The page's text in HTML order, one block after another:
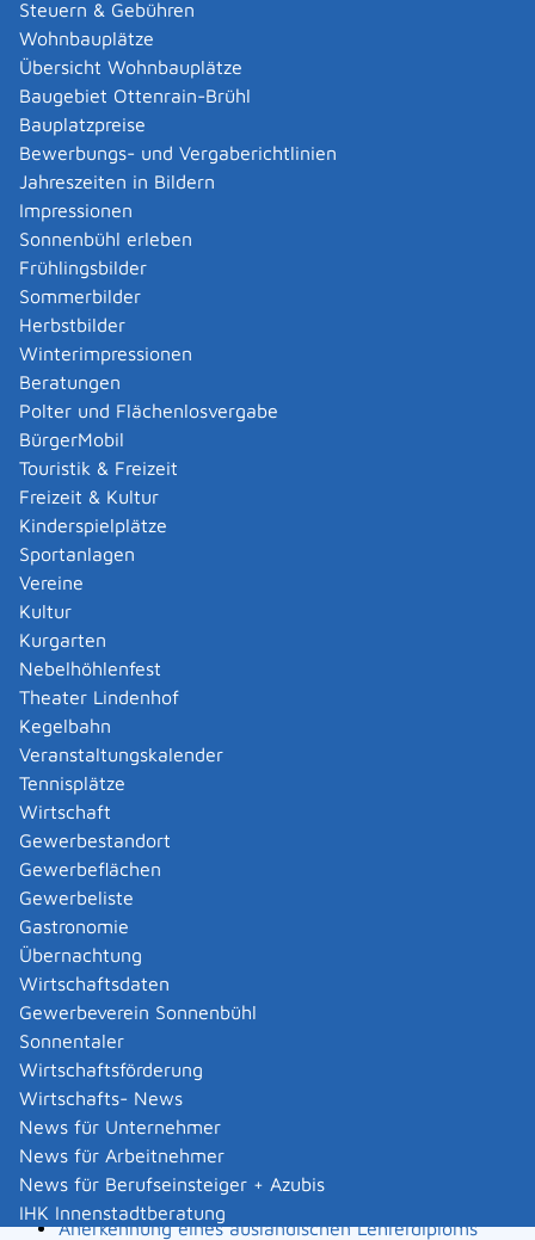
Steuern & Gebühren
Wohnbauplätze
Übersicht Wohnbauplätze
Baugebiet Ottenrain-Brühl
Bauplatzpreise
Bewerbungs- und Vergaberichtlinien
Jahreszeiten in Bildern
Impressionen
Sonnenbühl erleben
Frühlingsbilder
Sommerbilder
Herbstbilder
Winterimpressionen
Beratungen
Polter und Flächenlosvergabe
BürgerMobil
Touristik & Freizeit
Freizeit & Kultur
Kinderspielplätze
Sportanlagen
Vereine
Kultur
Kurgarten
Nebelhöhlenfest
Theater Lindenhof
Kegelbahn
Veranstaltungskalender
Tennisplätze
Wirtschaft
Gewerbestandort
Gewerbeflächen
Gewerbeliste
Gastronomie
Übernachtung
Wirtschaftsdaten
Gewerbeverein Sonnenbühl
Sonnentaler
Wirtschaftsförderung
Wirtschafts- News
News für Unternehmer
News für Arbeitnehmer
News für Berufseinsteiger + Azubis
IHK Innenstadtberatung
Akademische Grade, Titel und Bezeichnungen von
ausländischen Hochschulen führen
Akteneinsicht in und außerhalb von
Verwaltungsverfahren beantragen
Allgemein bildende Schulen - zur Abendrealschule
anmelden
Als berechtigte Person Fahrzeugregisterauskunft
(Halterauskunft) beantragen
Als Servicedienstleisterin oder Servicedienstleister
im Rahmen der Geldwäscheaufsicht registrieren
Altenpfleger, Arbeitserzieher, Haus- und
Familienpfleger, Heilerziehungsassistent,
Heilpädagoge, Jugend- und Heimerzieher,
Sozialarbeiter, Sozialpädagoge mit ausländischer
Berufsausbildung – Erlaubnis zur Führung der
Berufsbezeichnung beantragen
Altersrente - Rente bei vorzeitigem Eintritt in den
Ruhestand beantragen
Altersrente für besonders langjährig Versicherte
beantragen
Altersrente für schwerbehinderte Menschen
beantragen
Amtliche Meldebestätigung ausstellen
Andere Strafanzeige stellen
Änderung bezüglich des Betriebs gentechnischer
Anlagen mitteilen
Änderung der Gemeinschaftslizenz beantragen
Änderung des Entwicklungsziels einer Ökokonto-
Maßnahme beantragen
Änderung des Wohnsitzes innerhalb derselben
Stadt oder Gemeinde melden
Änderung nach Beantragung oder bei Bezug von
Bürgergeld mitteilen
Änderung persönlicher Daten der Hochschule
mitteilen
Änderungen an die Krankenkasse melden
Anerkennung als gemeinnützige Stiftung
beantragen
Anerkennung als Pharmaberater beantragen
Anerkennung als Prüf-, Zertifizierung- oder
Überwachungsstelle (PÜZ-Stelle) nach
Landesbauordnung
Anerkennung eines ausländischen Lehrerdiploms